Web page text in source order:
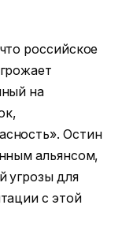
российское
на
Остин
альянсом,
угрозы для
с этой